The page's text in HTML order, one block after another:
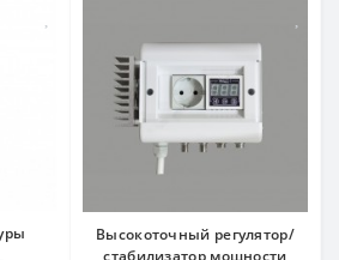
Высокоточный регулятор/